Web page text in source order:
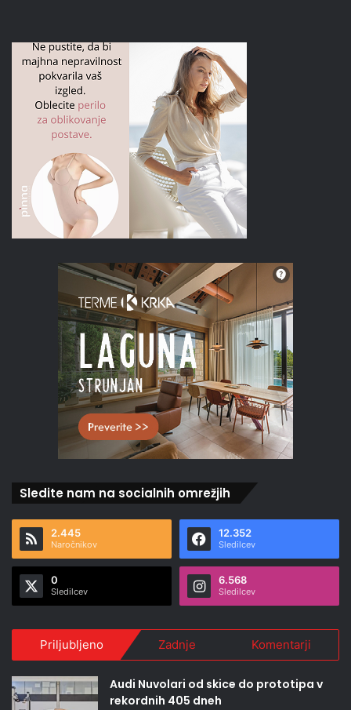
Sledite nam na socialnih omrežjih
2.445
Naročnikov
12.352
Sledilcev
0
Sledilcev
6.568
Sledilcev
Priljubljeno Zadnje Komentarji
Audi Nuvolari od skice do prototipa v
rekordnih 405 dneh